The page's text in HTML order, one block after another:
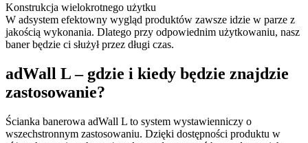
Konstrukcja wielokrotnego użytku
W adsystem efektowny wygląd produktów zawsze idzie w parze z
jakością wykonania. Dlatego przy odpowiednim użytkowaniu, nasz
baner będzie ci służył przez długi czas.
adWall L – gdzie i kiedy będzie znajdzie
zastosowanie?
Ścianka banerowa adWall L to system wystawienniczy o
wszechstronnym zastosowaniu. Dzięki dostępności produktu w